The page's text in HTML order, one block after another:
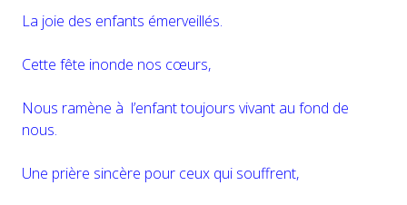
La joie des enfants émerveillés.
Cette fête inonde nos cœurs,
Nous ramène à l’enfant toujours vivant au fond de
nous.
Une prière sincère pour ceux qui souffrent,